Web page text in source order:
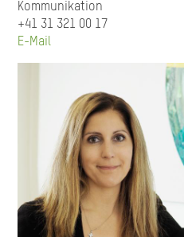
Kommunikation
+41 31 321 00 17
E-Mail